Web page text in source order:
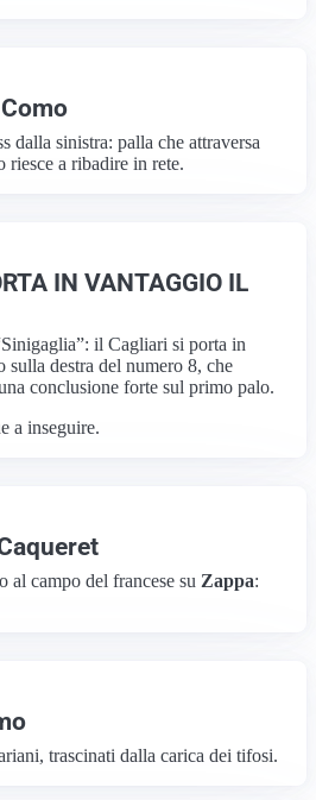
dalla sinistra: palla che attraversa
riesce a ribadire in rete.
IN VANTAGGIO IL
il Cagliari si porta in
sulla destra del numero 8, che
conclusione forte sul primo palo.
a inseguire.
al campo del francese su Zappa:
trascinati dalla carica dei tifosi.